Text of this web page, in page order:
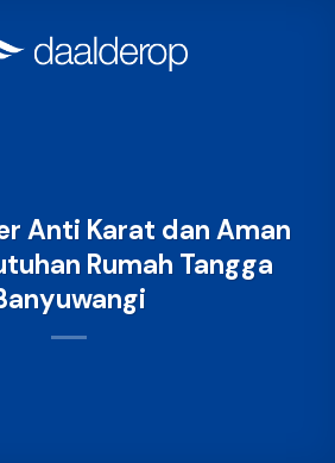
Anti Karat dan Aman
Rumah Tangga